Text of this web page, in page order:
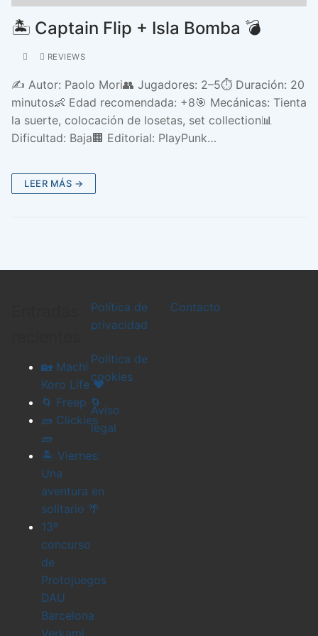
🏝️ Captain Flip + Isla Bomba 💣
REVIEWS
✍️ Autor: Paolo Mori👥 Jugadores: 2–5⏱️ Duración: 20
minutos👶 Edad recomendada: +8🎯 Mecánicas: Tienta
la suerte, colocación de losetas, set collection📊
Dificultad: Baja🏢 Editorial: PlayPunk…
LEER MÁS →
🏡 Machi
Koro Life ❤️
🌀 Freep 🌀
🧱 Clickies
🧱
🏝️ Viernes:
Una
aventura en
solitario 🌴
13º
concurso
de
Protojuegos
DAU
Barcelona
Política de
privacidad
Política de
cookies
Aviso
legal
Contacto